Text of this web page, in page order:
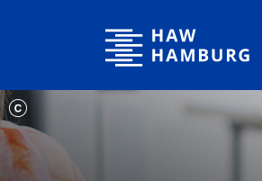
Hochschule für Angewandte